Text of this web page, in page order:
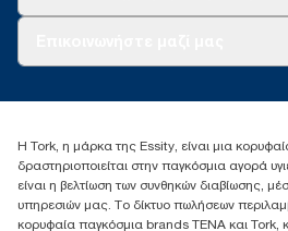
+302102705722
17th klm.National Road Athens-
14564 N.Kifissia, Athens-Greece
Mob: +306932474930 (για
Η Tork, η μάρκα της Essity, είναι μια
δραστηριοποιείται στην παγκόσμια αγορά
είναι η βελτίωση των συνθηκών διαβίωσης,
υπηρεσιών μας. Το δίκτυο πωλήσεων
κορυφαία παγκόσμια brands TENA και Tork,